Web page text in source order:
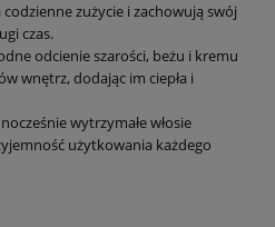
zużycie i zachowują swój
czas.
odcienie szarości, beżu i kremu
wnętrz, dodając im ciepła i
wytrzymałe włosie
użytkowania każdego